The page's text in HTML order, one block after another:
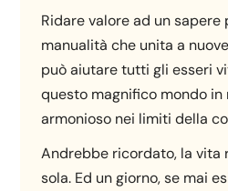
Ridare valore ad un
manualità che unita a
può aiutare tutti gli esseri
questo magnifico mondo in
armonioso nei limiti della
Andrebbe ricordato, la vita
sola. Ed un giorno, se mai